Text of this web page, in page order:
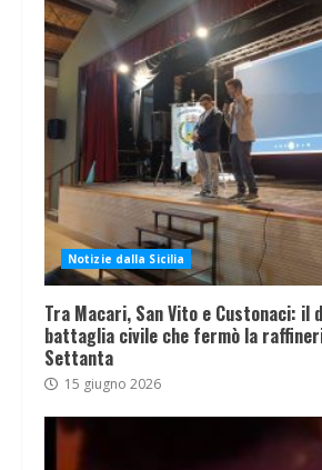
Notizie dalla Sicilia
Tra Macari, San Vito e Custonaci: il
battaglia civile che fermò la
Settanta
15 giugno 2026